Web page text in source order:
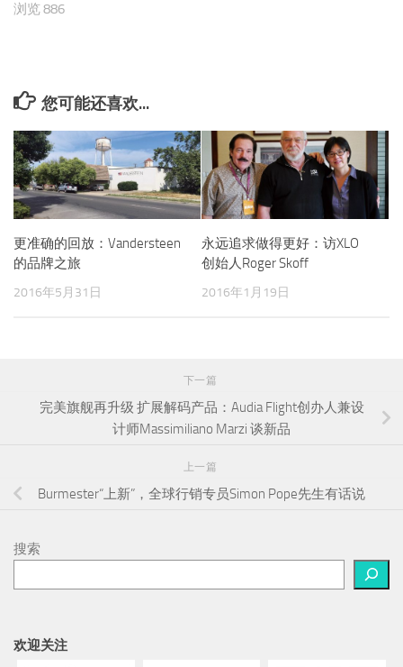
浏览 886
您可能还喜欢...
更准确的回放：Vandersteen
的品牌之旅
2016年5月31日
永远追求做得更好：访XLO
创始人Roger Skoff
2016年1月19日
下一篇
完美旗舰再升级 扩展解码产品：Audia Flight创办人兼设
计师Massimiliano Marzi 谈新品
上一篇
Burmester“上新”，全球行销专员Simon Pope先生有话说
搜索
欢迎关注